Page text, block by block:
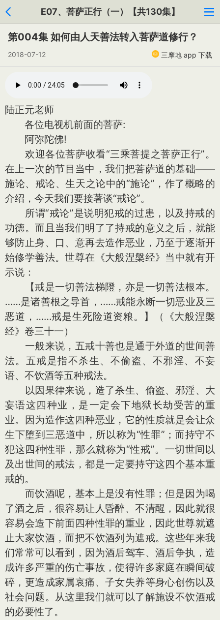
E07、菩萨正行（一）【共130集】
第004集 如何由人天善法转入菩萨道修行？
2018-07-12 三摩地 app 下载
陆正元老师
各位电视机前面的菩萨:
阿弥陀佛!
欢迎各位菩萨收看“三乘菩提之菩萨正行”。
在上一次的节目当中，我们把菩萨道的基础——
施论、戒论、生天之论中的“施论”，作了概略的
介绍，今天我们要接著谈“戒论”。
所谓“戒论”是说明犯戒的过患，以及持戒的
功德。而且当我们明了了持戒的意义之后，就能
够防止身、口、意再去造作恶业，乃至于逐渐开
始修学善法。世尊在《大般涅槃经》当中就有开
示说：
【戒是一切善法梯隥，亦是一切善法根本。
……是诸善根之导首，……戒能永断一切恶业及三
恶道，……戒是生死险道资粮。】（《大般涅槃
经》卷三十一）
一般来说，五戒十善也是通于外道的世间善
法。五戒是指不杀生、不偷盗、不邪淫、不妄
语、不饮酒等五种戒法。
以因果律来说，造了杀生、偷盗、邪淫、大
妄语这四种业，是一定会下地狱长劫受苦的重
业。因为造作这四种恶业，它的性质就是会让众
生下堕到三恶道中，所以称为“性罪”；而持守不
犯这四种性罪，那么就称为“性戒”。一切世间以
及出世间的戒法，都是一定要持守这四个基本重
戒的。
而饮酒呢，基本上是没有性罪；但是因为喝
了酒之后，很容易让人昏醉、不清醒，因此就很
容易会造下前面四种性罪的重业，因此世尊就遮
止大家饮酒，而把不饮酒列为遮戒。这些年来我
们常常可以看到，因为酒后驾车、酒后争执，造
成许多严重的伤亡事故，使得许多家庭在瞬间破
碎，更造成家属哀痛、子女失养等身心创伤以及
社会问题。从这里我们就可以了解施设不饮酒戒
的必要性了。